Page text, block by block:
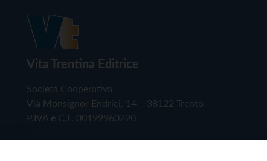
Vita Trentina Editrice
Società Cooperativa
Via Monsignor Endrici, 14 – 38122 Trento
P.IVA e C.F. 00199960220